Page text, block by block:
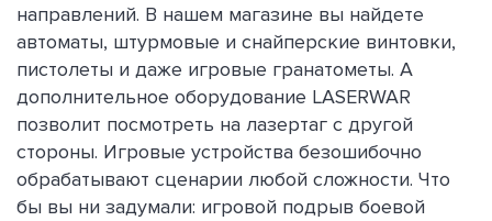
направлений. В нашем магазине вы найдете
автоматы, штурмовые и снайперские винтовки,
пистолеты и даже игровые гранатометы. А
дополнительное оборудование LASERWAR
позволит посмотреть на лазертаг с другой
стороны. Игровые устройства безошибочно
обрабатывают сценарии любой сложности. Что
бы вы ни задумали: игровой подрыв боевой